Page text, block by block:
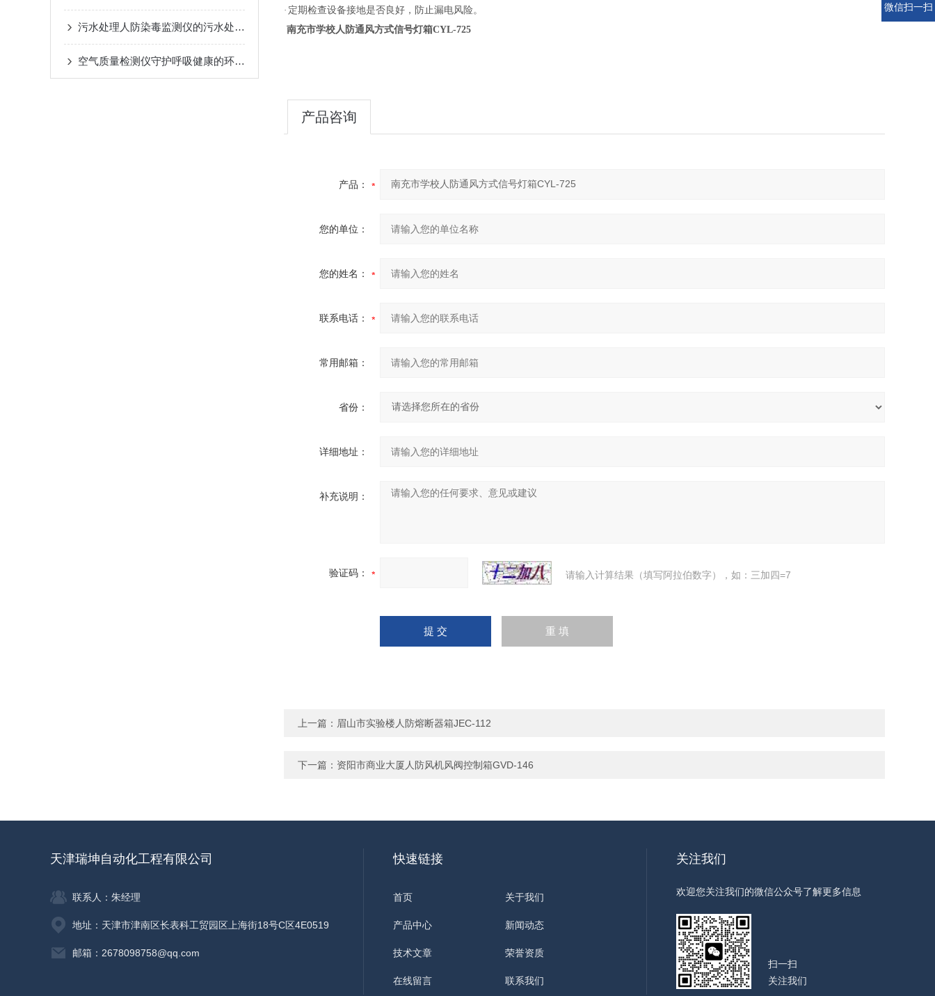
污水处理人防染毒监测仪的污水处理常规化验操作
空气质量检测仪守护呼吸健康的环境哨兵
· 定期检查设备接地是否良好，防止漏电风险。
南充市学校人防通风方式信号灯箱CYL-725
产品咨询
产品：
您的单位：
您的姓名：
联系电话：
常用邮箱：
省份：
详细地址：
补充说明：
验证码： 请输入计算结果（填写阿拉伯数字），如：三加四=7
上一篇： 眉山市实验楼人防熔断器箱JEC-112
下一篇： 资阳市商业大厦人防风机风阀控制箱GVD-146
天津瑞坤自动化工程有限公司
联系人：朱经理
地址：天津市津南区长表科工贸园区上海街18号C区4E0519
邮箱：2678098758@qq.com
快速链接
首页 关于我们
产品中心 新闻动态
技术文章 荣誉资质
在线留言 联系我们
关注我们
欢迎您关注我们的微信公众号了解更多信息
扫一扫
关注我们
微信扫一扫